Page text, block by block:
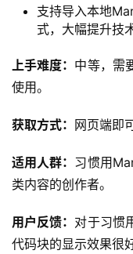
支持导入本地
式，大幅提升技
上手难度： 中等，需
使用。
获取方式： 网页端即
适用人群： 习惯用
类内容的创作者。
用户反馈： 对于习惯
代码块的显示效果很好